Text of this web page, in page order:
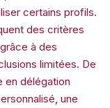
certains profils.
des critères
à des
limitées. De
en délégation
une